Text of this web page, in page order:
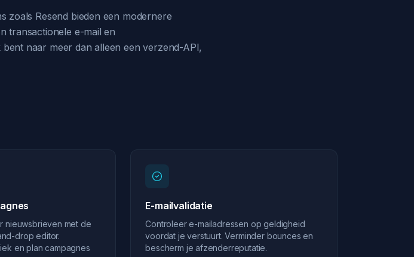
zoals Resend bieden een modernere
transactionele e-mail en
naar meer dan alleen een verzend-API,
nieuwsbrieven met de
drop editor.
en plan campagnes
E-mailvalidatie
Controleer e-mailadressen op geldigheid
voordat je verstuurt. Verminder bounces en
bescherm je afzenderreputatie.